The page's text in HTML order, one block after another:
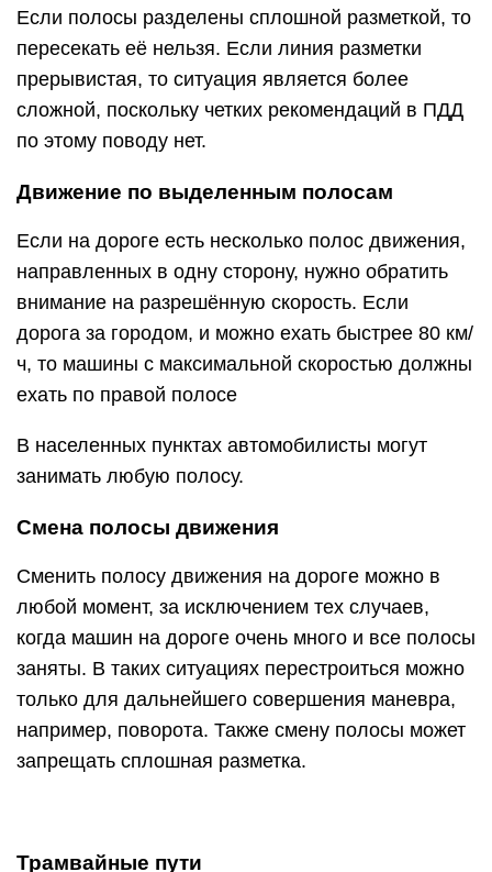
Если полосы разделены сплошной разметкой, то
пересекать её нельзя. Если линия разметки
прерывистая, то ситуация является более
сложной, поскольку четких рекомендаций в ПДД
по этому поводу нет.
Движение по выделенным полосам
Если на дороге есть несколько полос движения,
направленных в одну сторону, нужно обратить
внимание на разрешённую скорость. Если
дорога за городом, и можно ехать быстрее 80 км/
ч, то машины с максимальной скоростью должны
ехать по правой полосе
В населенных пунктах автомобилисты могут
занимать любую полосу.
Смена полосы движения
Сменить полосу движения на дороге можно в
любой момент, за исключением тех случаев,
когда машин на дороге очень много и все полосы
заняты. В таких ситуациях перестроиться можно
только для дальнейшего совершения маневра,
например, поворота. Также смену полосы может
запрещать сплошная разметка.
Трамвайные пути